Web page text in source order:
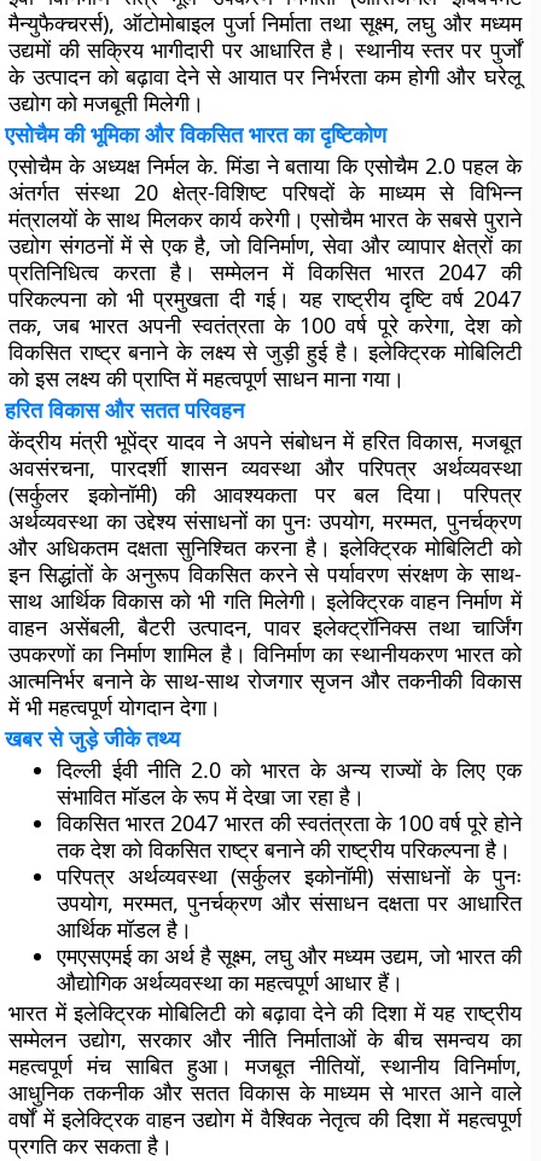
मैन्युफैक्चरर्स), ऑटोमोबाइल पुर्जा निर्माता तथा सूक्ष्म, लघु और मध्यम
उद्यमों की सक्रिय भागीदारी पर आधारित है। स्थानीय स्तर पर पुर्जों
के उत्पादन को बढ़ावा देने से आयात पर निर्भरता कम होगी और घरेलू
उद्योग को मजबूती मिलेगी।
एसोचैम की भूमिका और विकसित भारत का दृष्टिकोण
एसोचैम के अध्यक्ष निर्मल के. मिंडा ने बताया किएसोचैम 2.0पहल के
अंतर्गत संस्था 20 क्षेत्र-विशिष्ट परिषदों के माध्यम से विभिन्न
मंत्रालयों के साथ मिलकर कार्य करेगी। एसोचैम भारत के सबसे पुराने
उद्योग संगठनों में से एक है, जो विनिर्माण, सेवा और व्यापार क्षेत्रों का
प्रतिनिधित्व करता है। सम्मेलन में विकसित भारत 2047 की
परिकल्पना को भी प्रमुखता दी गई। यह राष्ट्रीय दृष्टि वर्ष 2047
तक, जब भारत अपनी स्वतंत्रता के 100 वर्ष पूरे करेगा, देश को
विकसित राष्ट्र बनाने के लक्ष्य से जुड़ी हुई है। इलेक्ट्रिक मोबिलिटी
को इस लक्ष्य की प्राप्ति में महत्वपूर्ण साधन माना गया।
हरित विकास और सतत परिवहन
केंद्रीय मंत्री भूपेंद्र यादव ने अपने संबोधन में हरित विकास, मजबूत
अवसंरचना, पारदर्शी शासन व्यवस्था और परिपत्र अर्थव्यवस्था
(सर्कुलर इकोनॉमी) की आवश्यकता पर बल दिया। परिपत्र
अर्थव्यवस्था का उद्देश्य संसाधनों का पुनः उपयोग, मरम्मत, पुनर्चक्रण
और अधिकतम दक्षता सुनिश्चित करना है। इलेक्ट्रिक मोबिलिटी को
इन सिद्धांतों के अनुरूप विकसित करने से पर्यावरण संरक्षण के साथ-
साथ आर्थिक विकास को भी गति मिलेगी। इलेक्ट्रिक वाहन निर्माण में
वाहन असेंबली, बैटरी उत्पादन, पावर इलेक्ट्रॉनिक्स तथा चार्जिंग
उपकरणों का निर्माण शामिल है। विनिर्माण का स्थानीयकरण भारत को
आत्मनिर्भर बनाने के साथ-साथ रोजगार सृजन और तकनीकी विकास
में भी महत्वपूर्ण योगदान देगा।
खबर से जुड़े जीके तथ्य
दिल्ली ईवी नीति 2.0 को भारत के अन्य राज्यों के लिए एक
संभावित मॉडल के रूप में देखा जा रहा है।
विकसित भारत 2047 भारत की स्वतंत्रता के 100 वर्ष पूरे होने
तक देश को विकसित राष्ट्र बनाने की राष्ट्रीय परिकल्पना है।
परिपत्र अर्थव्यवस्था (सर्कुलर इकोनॉमी) संसाधनों के पुनः
उपयोग, मरम्मत, पुनर्चक्रण और संसाधन दक्षता पर आधारित
आर्थिक मॉडल है।
एमएसएमई का अर्थ है सूक्ष्म, लघु और मध्यम उद्यम, जो भारत की
औद्योगिक अर्थव्यवस्था का महत्वपूर्ण आधार हैं।
भारत में इलेक्ट्रिक मोबिलिटी को बढ़ावा देने की दिशा में यह राष्ट्रीय
सम्मेलन उद्योग, सरकार और नीति निर्माताओं के बीच समन्वय का
महत्वपूर्ण मंच साबित हुआ। मजबूत नीतियों, स्थानीय विनिर्माण,
आधुनिक तकनीक और सतत विकास के माध्यम से भारत आने वाले
वर्षों में इलेक्ट्रिक वाहन उद्योग में वैश्विक नेतृत्व की दिशा में महत्वपूर्ण
प्रगति कर सकता है।